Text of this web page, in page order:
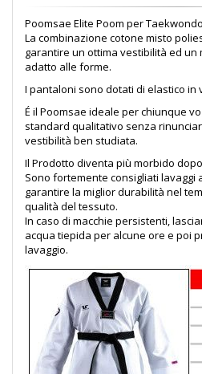
Poomsae Elite Poom per Taekwondo
La combinazione cotone misto
garantire un ottima vestibilità ed
adatto alle forme.
I pantaloni sono dotati di elastico in
É il Poomsae ideale per chiunque
standard qualitativo senza
vestibilità ben studiata.
Il Prodotto diventa più morbido
Sono fortemente consigliati lavaggi
garantire la miglior durabilità nel
qualità del tessuto.
In caso di macchie persistenti,
acqua tiepida per alcune ore e poi
lavaggio.